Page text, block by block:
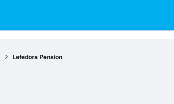
Lefedora Pension